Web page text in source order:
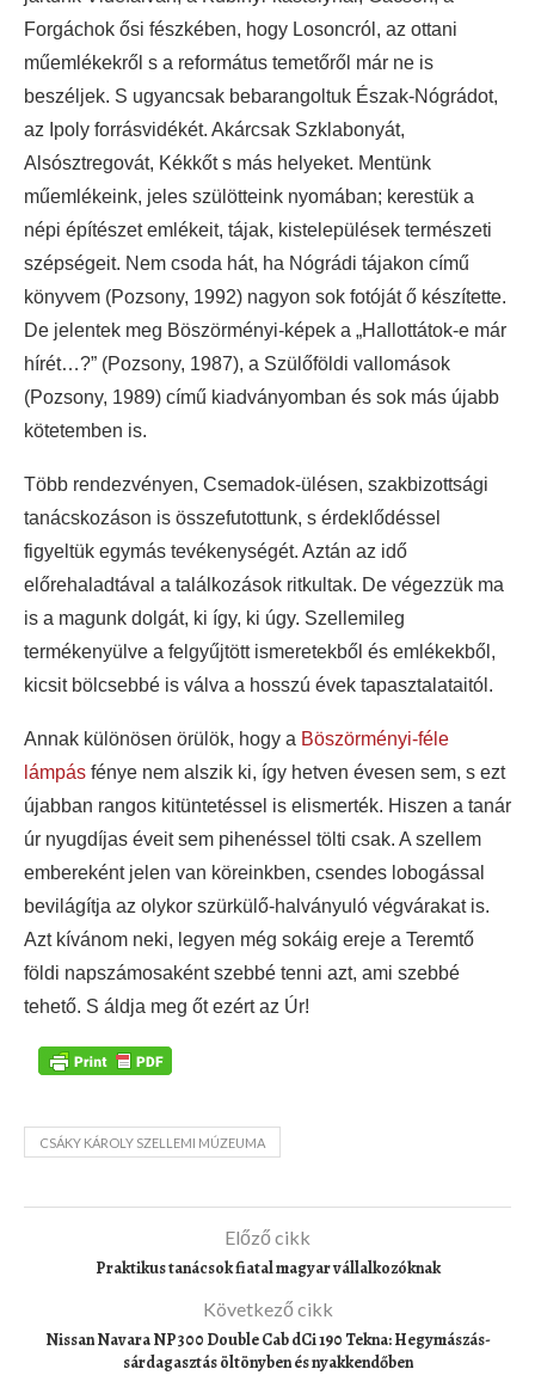
Forgáchok ősi fészkében, hogy Losoncról, az ottani
műemlékekről s a református temetőről már ne is
beszéljek. S ugyancsak bebarangoltuk Észak-Nógrádot,
az Ipoly forrásvidékét. Akárcsak Szklabonyát,
Alsósztregovát, Kékkőt s más helyeket. Mentünk
műemlékeink, jeles szülötteink nyomában; kerestük a
népi építészet emlékeit, tájak, kistelepülések természeti
szépségeit. Nem csoda hát, ha Nógrádi tájakon című
könyvem (Pozsony, 1992) nagyon sok fotóját ő készítette.
De jelentek meg Böszörményi-képek a „Hallottátok-e már
hírét…?” (Pozsony, 1987), a Szülőföldi vallomások
(Pozsony, 1989) című kiadványomban és sok más újabb
kötetemben is.
Több rendezvényen, Csemadok-ülésen, szakbizottsági
tanácskozáson is összefutottunk, s érdeklődéssel
figyeltük egymás tevékenységét. Aztán az idő
előrehaladtával a találkozások ritkultak. De végezzük ma
is a magunk dolgát, ki így, ki úgy. Szellemileg
termékenyülve a felgyűjtött ismeretekből és emlékekből,
kicsit bölcsebbé is válva a hosszú évek tapasztalataitól.
Annak különösen örülök, hogy a Böszörményi-féle
lámpás fénye nem alszik ki, így hetven évesen sem, s ezt
újabban rangos kitüntetéssel is elismerték. Hiszen a tanár
úr nyugdíjas éveit sem pihenéssel tölti csak. A szellem
embereként jelen van köreinkben, csendes lobogással
bevilágítja az olykor szürkülő-halványuló végvárakat is.
Azt kívánom neki, legyen még sokáig ereje a Teremtő
földi napszámosaként szebbé tenni azt, ami szebbé
tehető. S áldja meg őt ezért az Úr!
CSÁKY KÁROLY SZELLEMI MÚZEUMA
Előző cikk
Praktikus tanácsok fiatal magyar vállalkozóknak
Következő cikk
Nissan Navara NP300 Double Cab dCi 190 Tekna: Hegymászás-
sárdagasztás öltönyben és nyakkendőben